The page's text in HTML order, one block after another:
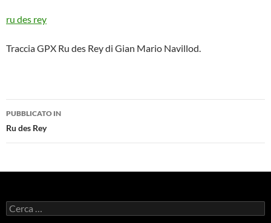
ru des rey
Traccia GPX Ru des Rey di Gian Mario Navillod.
Navigazione
articolo
PUBBLICATO IN
Ru des Rey
Ricerca
per: